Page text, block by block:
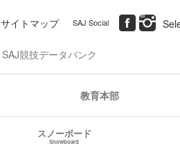
サイトマップ SAJ Social
SAJ競技データバンク
教育本部
スノーボード
Snowboard